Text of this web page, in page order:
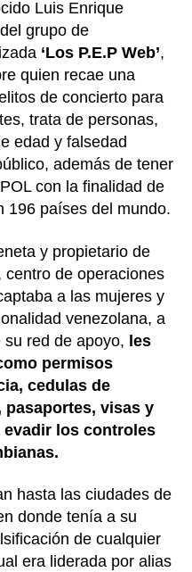
Luis Enrique
grupo de
‘Los P.E.P Web’,
quien recae una
de concierto para
trata de personas,
edad y falsedad
además de tener
con la finalidad de
196 países del mundo.
y propietario de
centro de operaciones
a las mujeres y
venezolana, a
red de apoyo, les
permisos
cedulas de
visas y
evadir los controles
hasta las ciudades de
donde tenía a su
de cualquier
era liderada por alias